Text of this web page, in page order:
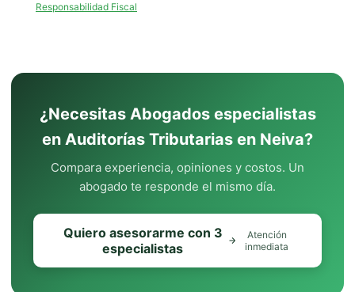
Responsabilidad Fiscal
¿Necesitas Abogados especialistas
en Auditorías Tributarias en Neiva?
Compara experiencia, opiniones y costos. Un
abogado te responde el mismo día.
Quiero asesorarme con 3
especialistas
Atención
inmediata